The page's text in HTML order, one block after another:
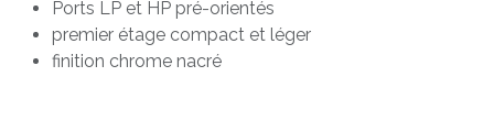
Ports LP et HP pré-orientés
premier étage compact et léger
finition chrome nacré